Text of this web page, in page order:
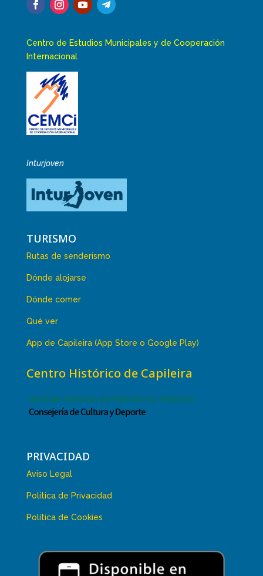
Centro de Estudios Municipales y de Cooperación
Internacional
Inturjoven
TURISMO
Rutas de senderismo
Dónde alojarse
Dónde comer
Qué ver
App de Capileira (App Store o Google Play)
Centro Histórico de Capileira
PRIVACIDAD
Aviso Legal
Política de Privacidad
Política de Cookies